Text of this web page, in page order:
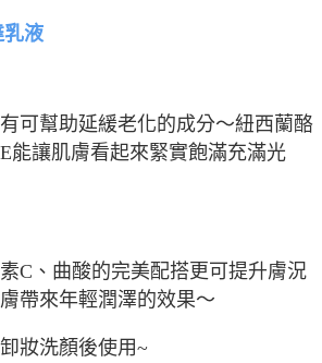
乳液
可幫助延緩老化的成分～紐西蘭酪
能讓肌膚看起來緊實飽滿充滿光
C、曲酸的完美配搭更可提升膚況
帶來年輕潤澤的效果～
妝洗顏後使用~